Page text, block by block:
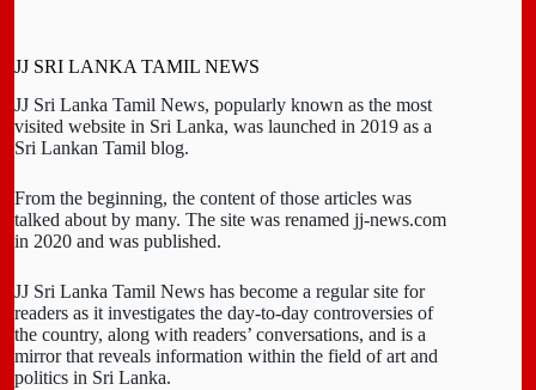
JJ SRI LANKA TAMIL NEWS
JJ Sri Lanka Tamil News, popularly known as the most
visited website in Sri Lanka, was launched in 2019 as a
Sri Lankan Tamil blog.
From the beginning, the content of those articles was
talked about by many. The site was renamed jj-news.com
in 2020 and was published.
JJ Sri Lanka Tamil News has become a regular site for
readers as it investigates the day-to-day controversies of
the country, along with readers’ conversations, and is a
mirror that reveals information within the field of art and
politics in Sri Lanka.